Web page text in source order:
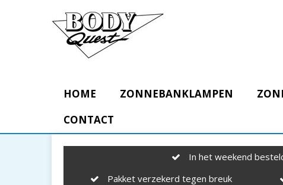
HOME ZONNEBANKLAMPEN
CONTACT
In het weekend
Pakket verzekerd tegen breuk